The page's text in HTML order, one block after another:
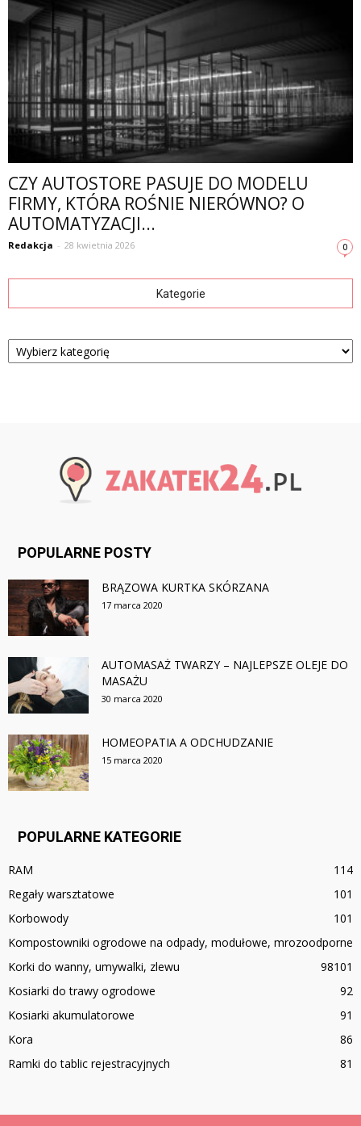
CZY AUTOSTORE PASUJE DO MODELU
FIRMY, KTÓRA ROŚNIE NIERÓWNO? O
AUTOMATYZACJI...
Redakcja - 28 kwietnia 2026 0
Kategorie
Kategorie
POPULARNE POSTY
BRĄZOWA KURTKA SKÓRZANA
17 marca 2020
AUTOMASAŻ TWARZY – NAJLEPSZE OLEJE DO
MASAŻU
30 marca 2020
HOMEOPATIA A ODCHUDZANIE
15 marca 2020
POPULARNE KATEGORIE
RAM
114
Regały warsztatowe
101
Korbowody
101
Kompostowniki ogrodowe na odpady, modułowe, mrozoodporne
101
Korki do wanny, umywalki, zlewu
98
Kosiarki do trawy ogrodowe
92
Kosiarki akumulatorowe
91
Kora
86
Ramki do tablic rejestracyjnych
81